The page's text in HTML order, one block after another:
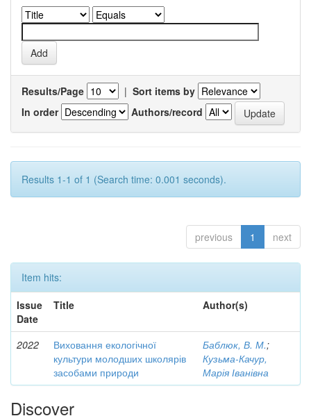
Results/Page | Sort items by
In order
Authors/record
Results 1-1 of 1 (Search time: 0.001 seconds).
previous 1 next
Item hits:
Issue
Date
Title Author(s)
2022
Виховання екологічної
культури молодших школярів
засобами природи
Баблюк, В. М.;
Кузьма-Качур,
Марія Іванівна
Discover